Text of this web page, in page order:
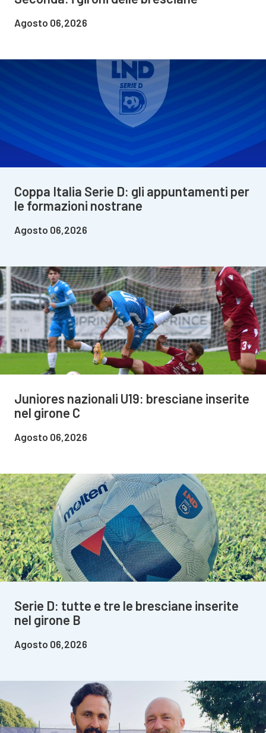
Agosto 06,2026
Coppa Italia Serie D: gli appuntamenti per
le formazioni nostrane
Agosto 06,2026
Juniores nazionali U19: bresciane inserite
nel girone C
Agosto 06,2026
Serie D: tutte e tre le bresciane inserite
nel girone B
Agosto 06,2026